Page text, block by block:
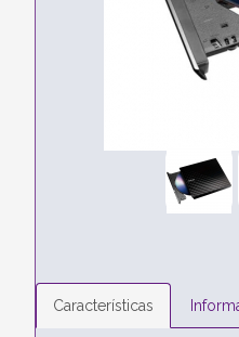
Características